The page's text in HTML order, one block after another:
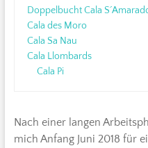
Doppelbucht Cala
Cala des Moro
Cala Sa Nau
Cala Llombards
Cala Pi
Nach einer langen
mich Anfang Juni 2018 für